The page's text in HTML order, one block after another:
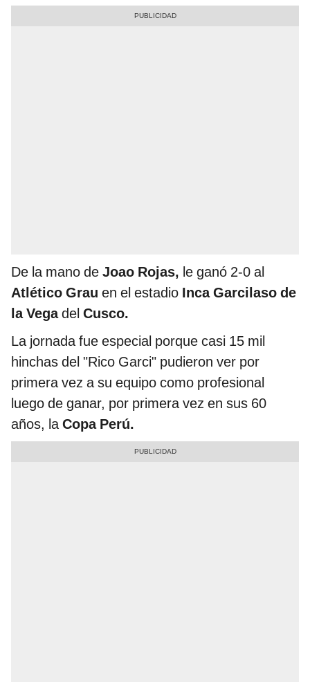
De la mano de Joao Rojas, le ganó 2-0 al
Atlético Grau en el estadio Inca Garcilaso de
la Vegadel Cusco.
La jornada fue especial porque casi 15 mil
hinchas del "Rico Garci" pudieron ver por
primera vez a su equipo como profesional
luego de ganar, por primera vez en sus 60
años, laCopa Perú.